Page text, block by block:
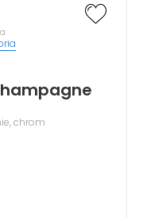
chrom